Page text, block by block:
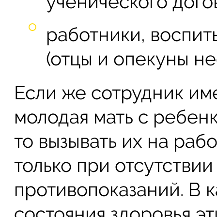
работники,
(отцы и опекуны
Если же сотрудник
молодая мать с
то вызывать их на
только при
противопоказаний. В